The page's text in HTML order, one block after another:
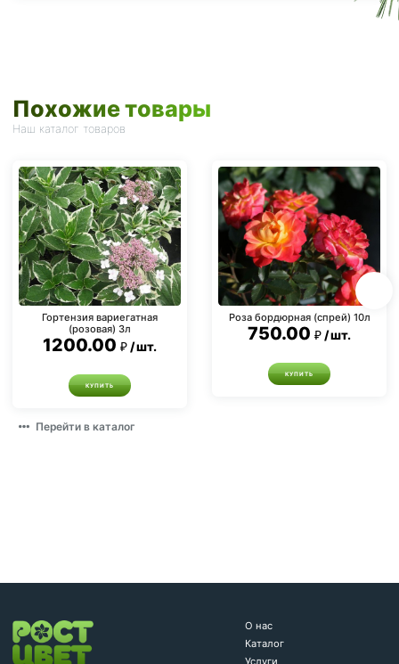
Похожие товары
Наш каталог товаров
Гортензия вариегатная
(розовая) 3л
1200.00 шт.
КУПИТЬ
Роза бордюрная (спрей) 10л
750.00 шт.
КУПИТЬ
Перейти в каталог
О нас
Каталог
Услуги